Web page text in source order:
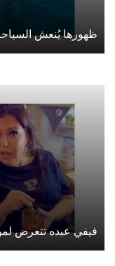
ظهورها يُنعش
فيفي عبده تتعرض